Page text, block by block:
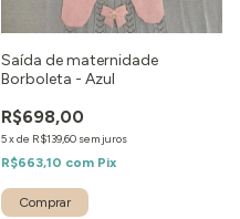
Saída de maternidade
Borboleta - Azul
R$698,00
5xde R$139,60 sem juros
R$663,10 com Pix
Comprar